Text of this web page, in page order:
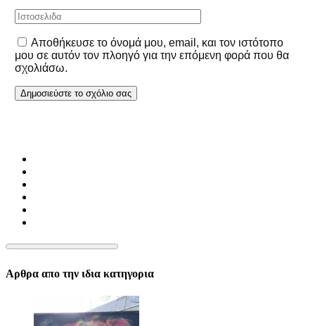
Αποθήκευσε το όνομά μου, email, και τον ιστότοπο
μου σε αυτόν τον πλοηγό για την επόμενη φορά που θα
σχολιάσω.
Αρθρα απο την ιδια κατηγορια